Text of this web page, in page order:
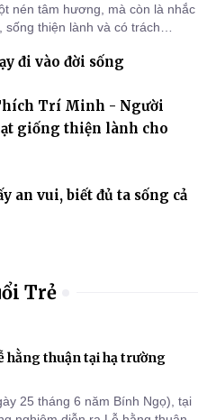
nén tâm hương, mà còn là nhắc
thiện lành và có trách
đi vào đời sống
Trí Minh - Người
giống thiện lành cho
an vui, biết đủ ta sống cả
Trẻ
hằng thuận tại hạ trường
25 tháng 6 năm Bính Ngọ), tại